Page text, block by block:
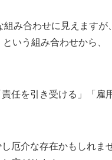
組み合わせに見えます
という組み合わせから
任を引き受ける」「
厄介な存在かもしれま